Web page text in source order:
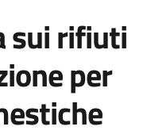
sui rifiuti
per